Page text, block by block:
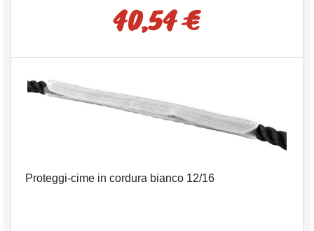
40,54 €
Proteggi-cime in cordura bianco 12/16